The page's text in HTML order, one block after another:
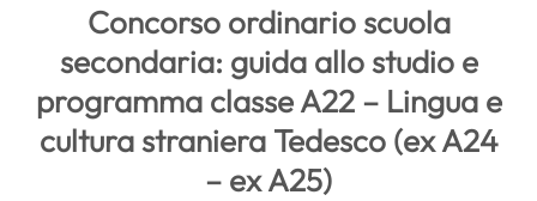
Concorso ordinario scuola
secondaria: guida allo studio e
programma classe A22 – Lingua e
cultura straniera Tedesco (ex A24
– ex A25)